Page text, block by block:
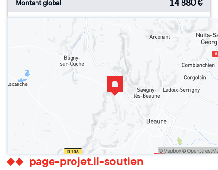
Montant global 14 880€
page-projet.il-soutien